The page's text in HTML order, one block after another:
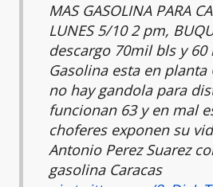
MAS GASOLINA PARA
LUNES 5/10 2 pm,
descargo 70mil bls y
Gasolina esta en planta
no hay gandola para
funcionan 63 y en mal
choferes exponen su
Antonio Perez Suarez
gasolina Caracas